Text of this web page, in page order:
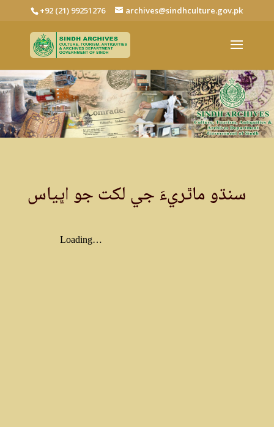
+92 (21) 99251276 archives@sindhculture.gov.pk
سنڌو ماٿريءَ جي لکت جو اڀياس